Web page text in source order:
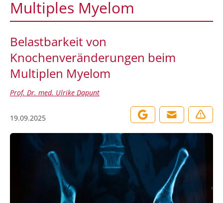
Multiples Myelom
Belastbarkeit von
Knochenveränderungen beim
Multiplen Myelom
Prof. Dr. med. Ulrike Dapunt
19.09.2025